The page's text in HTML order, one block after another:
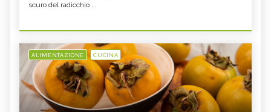
scuro del radicchio ...
ALIMENTAZIONE CUCINA